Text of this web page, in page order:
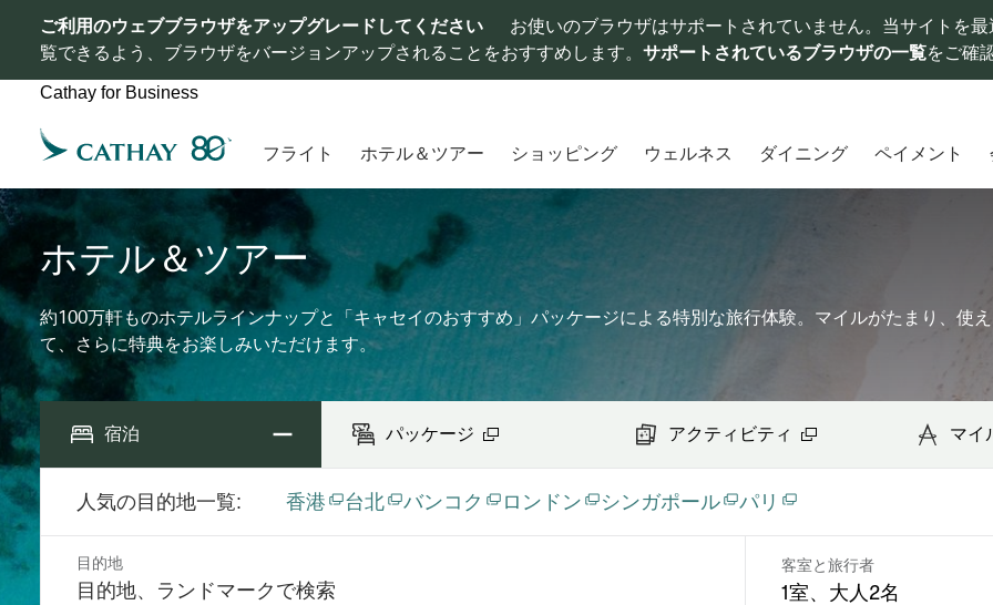
ご利用のウェブブラウザをアップグレードしてください
お使いのブラウザはサポートされていません。当サイトを
覧できるよう、ブラウザをバージョンアップされることをおすすめします。 サポートされているブラウザの一覧をご確
Cathay for Business
フライト ホテル＆ツアー ショッピング ウェルネス ダイニング ペイメント
ホテル＆ツアー
約100万軒ものホテルラインナップと「キャセイのおすすめ」パッケージによる特別な旅行体験。マイルがたまり、使え
て、さらに特典をお楽しみいただけます。
宿泊 パッケージ アクティビティ マイ
人気の目的地一覧 香港 台北 バンコク ロンドン シンガポール パリ
目的地 客室と旅行者
1室、大人2名